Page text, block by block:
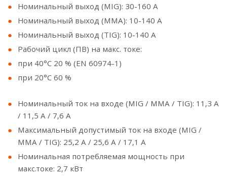
Номинальный выход (MIG): 30-160 A
Номинальный выход (MMA): 10-140 A
Номинальный выход (TIG): 10-140 A
Рабочий цикл (ПВ) на макс. токе:
при 40°С 20 % (EN 60974-1)
при 20°С 60 %
Номинальный ток на входе (MIG / MMA / TIG): 11,3 A
/ 11,5 A / 7,6 A
Максимальный допустимый ток на входе (MIG /
MMA / TIG): 25,2 A / 25,6 А / 17,1 A
Номинальная потребляемая мощность при
макс.токе: 2,7 кВт